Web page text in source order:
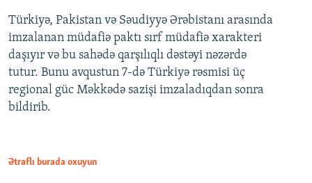
Türkiyə, Pakistan və Səudiyyə Ərəbistanı arasında
imzalanan müdafiə paktı sırf müdafiə xarakteri
daşıyır və bu sahədə qarşılıqlı dəstəyi nəzərdə
tutur. Bunu avqustun 7-də Türkiyə rəsmisi üç
regional güc Məkkədə sazişi imzaladıqdan sonra
bildirib.
Ətraflı burada oxuyun